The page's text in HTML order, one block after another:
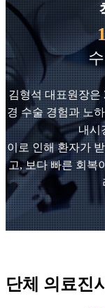
김형석 대표원장은
경 수술 경험과 노
내시
이로 인해 환자가
고, 보다 빠른 회복
단체 의료진